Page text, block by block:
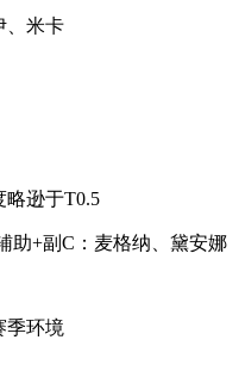
、米卡
略逊于T0.5
助+副C：麦格纳、黛安娜
季环境